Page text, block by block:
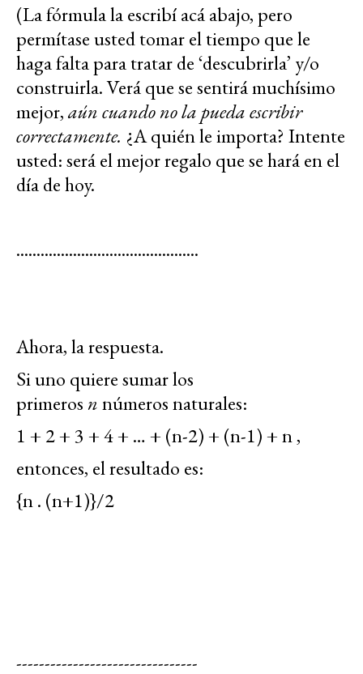
(La fórmula la escribí acá abajo, pero
permítase usted tomar el tiempo que le
haga falta para tratar de ‘descubrirla’ y/o
construirla. Verá que se sentirá muchísimo
mejor,aún cuando no la pueda escribir
correctamente. ¿A quién le importa? Intente
usted: será el mejor regalo que se hará en el
día de hoy.
.............................................
Ahora, la respuesta.
Si uno quiere sumar los
primeros nnúmeros naturales:
1 + 2 + 3 + 4 + … + (n-2) + (n-1) + n ,
entonces, el resultado es:
{n . (n+1)}/2
--------------------------------